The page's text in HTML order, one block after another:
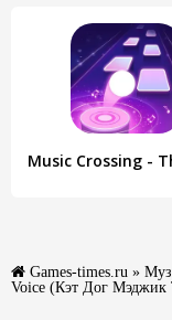
Games-times.ru »
Voice (Кэт Дог